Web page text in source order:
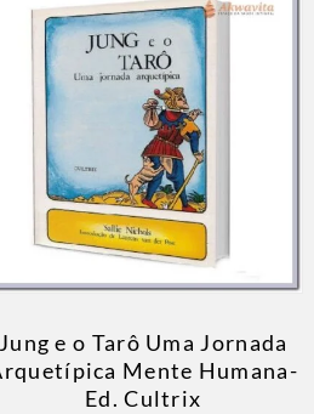
Jung e o Tarô Uma Jornada
Mente Humana-
Ed. Cultrix